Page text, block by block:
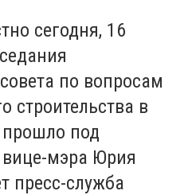
сегодня, 16
по вопросам
строительства в
прошло под
вице-мэра Юрия
пресс-служба